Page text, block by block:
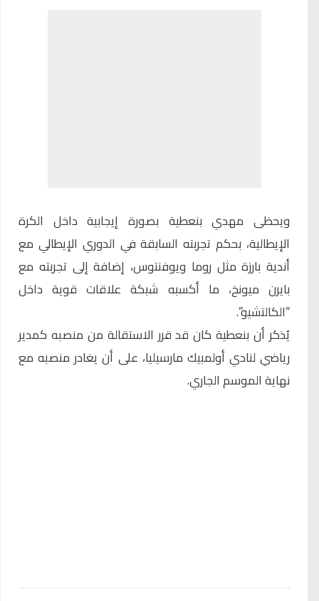
ويحظى مهدي بنعطية بصورة إيجابية داخل الكرة
الإيطالية، بحكم تجربته السابقة في الدوري الإيطالي مع
أندية بارزة مثل روما ويوفنتوس، إضافة إلى تجربته مع
بايرن ميونخ، ما أكسبه شبكة علاقات قوية داخل
“الكالتشيو”.
يُذكر أن بنعطية كان قد قرر الاستقالة من منصبه كمدير
رياضي لنادي أولمبيك مارسيليا، على أن يغادر منصبه مع
نهاية الموسم الجاري.